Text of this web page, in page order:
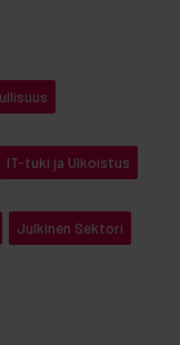
IT-tuki ja Ulkoistus
Julkinen Sektori